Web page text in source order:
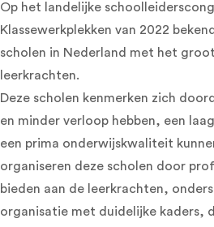
Op het landelijke
Klassewerkplekken van 2022
scholen in Nederland met het
leerkrachten.
Deze scholen kenmerken zich
en minder verloop hebben, een
een prima onderwijskwaliteit
organiseren deze scholen door
bieden aan de leerkrachten,
organisatie met duidelijke kaders,